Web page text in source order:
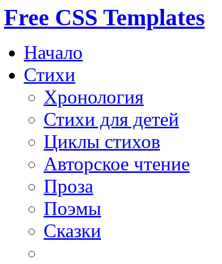
Free CSS Templates
Начало
Стихи
Хронология
Стихи для детей
Циклы стихов
Авторское чтение
Проза
Поэмы
Сказки